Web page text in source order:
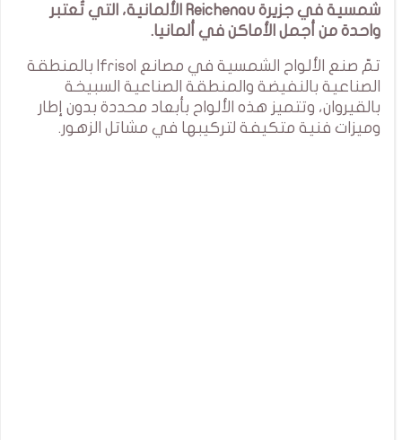
شمسية في جزيرة Reichenau الألمانية، التي تُعتبر
واحدة من أجمل الأماكن في ألمانيا.
تمّ صنع الألواح الشمسية في مصانع Ifrisol بالمنطقة
الصناعية بالنفيضة والمنطقة الصناعية السبيخة
بالقيروان، وتتميز هذه الألواح بأبعاد محددة بدون إطار
وميزات فنية متكيفة لتركيبها في مشاتل الزهور.